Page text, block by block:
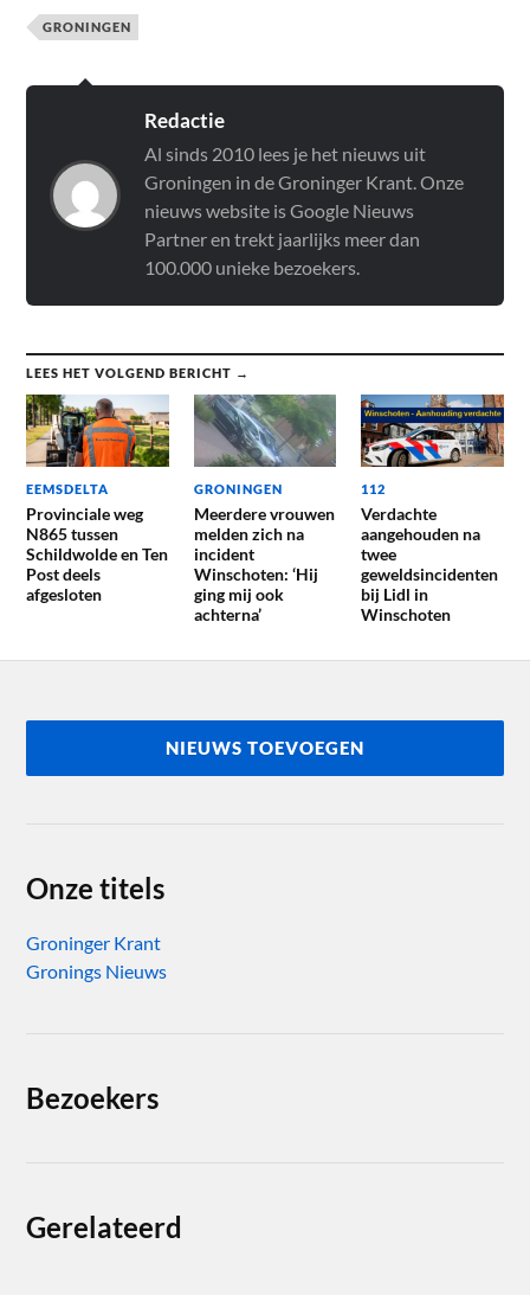
GRONINGEN
Redactie
Al sinds 2010 lees je het nieuws uit
Groningen in de Groninger Krant. Onze
nieuws website is Google Nieuws
Partner en trekt jaarlijks meer dan
100.000 unieke bezoekers.
LEES HET VOLGEND BERICHT →
EEMSDELTA
Provinciale weg
N865 tussen
Schildwolde en Ten
Post deels
afgesloten
GRONINGEN
Meerdere vrouwen
melden zich na
incident
Winschoten: ‘Hij
ging mij ook
achterna’
112
Verdachte
aangehouden na
twee
geweldsincidenten
bij Lidl in
Winschoten
NIEUWS TOEVOEGEN
Onze titels
Groninger Krant
Gronings Nieuws
Bezoekers
Gerelateerd